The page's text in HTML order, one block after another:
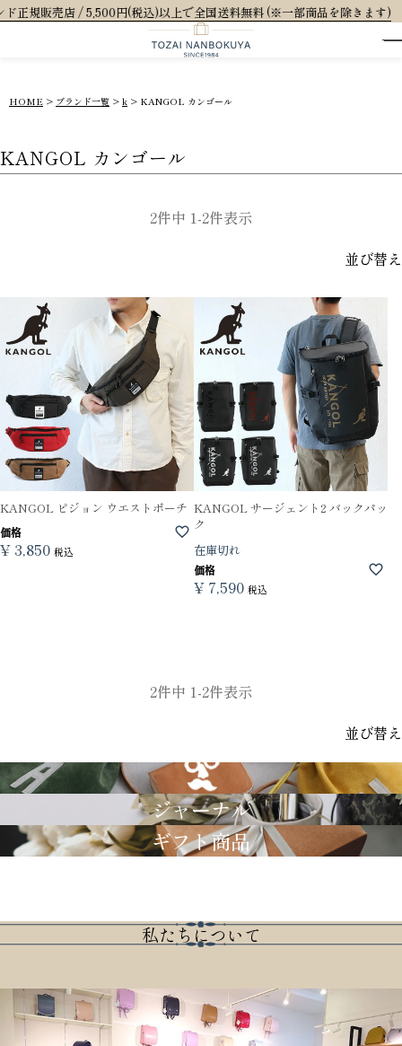
/ 5,500円(税込)以上で全国送料無料 (※一部商品を除きます)
HOME ブランド一覧 k KANGOL カンゴール
KANGOL カンゴール
並び替え
2件中 1-2件表示
KANGOL ピジョン ウエストポーチ
価格
¥ 3,850 税込
KANGOL サージェント2 バックパッ
ク
在庫切れ
価格
¥ 7,590 税込
並び替え
2件中 1-2件表示
GRIMM LAB
ジャーナル
ギフト商品
私たちについて